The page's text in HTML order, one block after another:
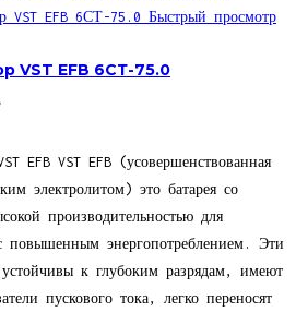
Быстрый просмотр
VST EFB 6СТ-75.0
EFB VST EFB (усовершенствованная
электролитом) это батарея со
производительностью для
повышенным энергопотреблением. Эти
устойчивы к глубоким разрядам, имеют
пускового тока, легко переносят